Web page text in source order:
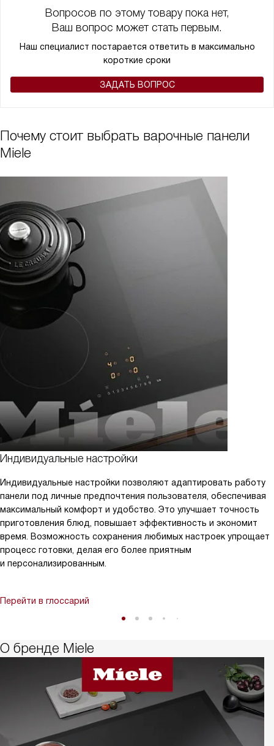
Вопросов по этому товару пока нет,
Ваш вопрос может стать первым.
Наш специалист постарается ответить в максимально
короткие сроки
ЗАДАТЬ ВОПРОС
Почему стоит выбрать варочные панели
Miele
Индивидуальные настройки
Индивидуальные настройки позволяют адаптировать работу
панели под личные предпочтения пользователя, обеспечивая
максимальный комфорт и удобство. Это улучшает точность
приготовления блюд, повышает эффективность и экономит
время. Возможность сохранения любимых настроек упрощает
процесс готовки, делая его более приятным
и персонализированным.
Перейти в глоссарий
О бренде Miele